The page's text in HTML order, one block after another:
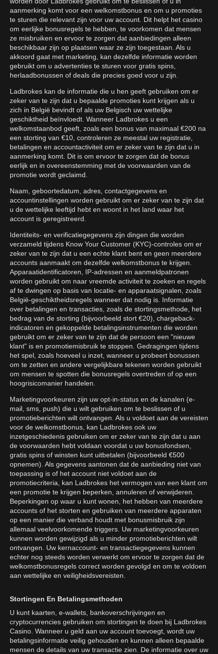
aanmerking komt voor een welkomstbonus en om u promoties
te sturen die relevant zijn voor uw account. Dit helpt het casino
om eerlijke bonusregels te hebben, te voorkomen dat mensen
ze misbruiken en ervoor te zorgen dat aanbiedingen alleen
beschikbaar zijn op plaatsen waar ze zijn toegestaan. Als u
akkoord gaat met marketing, kan dezelfde informatie worden
gebruikt om u advertenties te sturen voor gratis spins,
herlaadbonussen of deals die precies goed voor u zijn.
Ladbrokes kan de informatie die u hen geeft gebruiken om er
zeker van te zijn dat u bepaalde promoties kunt krijgen als u
zich in België bevindt of als uw Belgisch uw wettelijke
geschiktheid beïnvloedt. Wanneer Ladbrokes u een
welkomstaanbod geeft, zoals een bonus van maximaal €200 na
een storting van €10, controleren ze meestal uw registratie,
betalingen en accountactiviteit om er zeker van te zijn dat u in
aanmerking komt. Dit is om ervoor te zorgen dat de bonus
eerlijk en in overeenstemming met de voorwaarden van de
promotie wordt geclaimd.
Naam, geboortedatum, adres, contactgegevens en
accountinstellingen worden gebruikt om er zeker van te zijn dat
u de wettelijke leeftijd hebt en woont in het land waar het
account is geregistreerd.
Identiteits- en verificatiegegevens zijn dingen die worden
verzameld tijdens Know Your Customer (KYC)-controles om er
zeker van te zijn dat u een echte klant bent en geen meerdere
accounts aanmaakt om dezelfde welkomstbonus te krijgen.
Apparaatidentificatoren, IP-adressen en aanmeldpatronen
worden gebruikt om naar vreemde activiteit te zoeken en regels
af te dwingen op basis van locatie- en apparaatsignalen, zoals
België-geschiktheidsregels wanneer dat nodig is. Informatie
over betalingen en transacties, zoals de stortingsmethode, het
bedrag van de storting (bijvoorbeeld stort €20), chargeback-
indicatoren en gekoppelde betalingsinstrumenten die worden
gebruikt om er zeker van te zijn dat de persoon een "nieuwe
klant" is en promotiemisbruik te stoppen. Gedragingen tijdens
het spel, zoals hoeveel u inzet, wanneer u probeert bonussen
om te zetten en andere vergelijkbare tekenen worden gebruikt
om mensen te spotten die bonusregels overtreden of op een
hoogrisicomanier handelen.
Marketingvoorkeuren zijn uw opt-in-status en de kanalen (e-
mail, sms, push) die u wilt gebruiken om te beslissen of u
promotieberichten wilt ontvangen. Als u voldoet aan de vereisten
voor de welkomstbonus, kan Ladbrokes ook uw
inzetgeschiedenis gebruiken om er zeker van te zijn dat u aan
de voorwaarden hebt voldaan voordat u uw bonusfondsen,
gratis spins of winsten kunt uitbetalen (bijvoorbeeld €500
opnemen). Als gegevens aantonen dat de aanbieding niet van
toepassing is of het account niet voldoet aan de
promotiecriteria, kan Ladbrokes het vermogen van een klant om
een promotie te krijgen beperken, annuleren of verwijderen.
Beperkingen op waar u kunt wonen, het hebben van meerdere
accounts of het storten en gebruiken van meerdere apparaten
op een manier die verband houdt met bonusmisbruik zijn
allemaal veelvoorkomende triggers. Uw marketingvoorkeuren
kunnen worden gewijzigd als u minder promotieberichten wilt
ontvangen. Uw kernaccount- en transactiegegevens kunnen
echter nog steeds worden verwerkt om ervoor te zorgen dat de
welkomstbonusregels correct worden gevolgd en om te voldoen
aan wettelijke en veiligheidsvereisten.
Stortingen En Betalingsmethoden
U kunt kaarten, e-wallets, bankoverschrijvingen en
cryptocurrencies gebruiken om stortingen te doen bij Ladbrokes
Casino. Wanneer u geld aan uw account toevoegt, wordt uw
betalingsinformatie veilig gehouden en kunnen alleen bepaalde
mensen de details van uw transactie zien. De informatie over uw